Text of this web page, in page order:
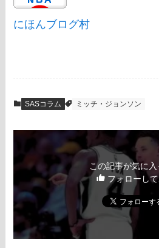
にほんブログ村
SASコラム ミッチ・ジョンソン
この記事が気に
フォローして